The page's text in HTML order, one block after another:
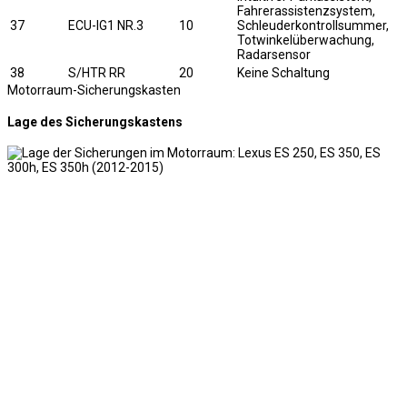
37 ECU-IG1 NR.3 10
Fahrerassistenzsystem,
Schleuderkontrollsummer,
Totwinkelüberwachung,
Radarsensor
38
S/HTR RR 20
Keine Schaltung
Motorraum-Sicherungskasten
Lage des Sicherungskastens